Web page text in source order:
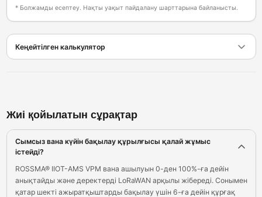
* Болжамды есептеу. Нақты уақыт пайдалану шарттарына байланысты.
Кеңейтілген калькулятор
Жиі қойылатын сұрақтар
Сымсыз вана күйін бақылау құрылғысы қалай жұмыс
істейді?
ROSSMA® IIOT-AMS VPM вана ашылуын 0-ден 100%-ға дейін
анықтайды және деректерді LoRaWAN арқылы жібереді. Сонымен
қатар шекті ажыратқыштарды бақылау үшін 6-ға дейін құрғақ